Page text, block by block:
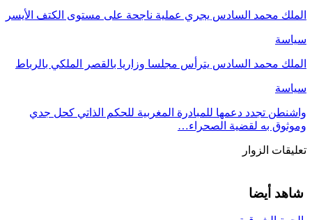
الملك محمد السادس يجري عملية ناجحة على مستوى الكتف الأيسر
سياسة
الملك محمد السادس يترأس مجلسا وزاريا بالقصر الملكي بالرباط
سياسة
واشنطن تجدد دعمها للمبادرة المغربية للحكم الذاتي كحل جدي
وموثوق به لقضية الصحراء…
تعليقات الزوار
شاهد أيضا